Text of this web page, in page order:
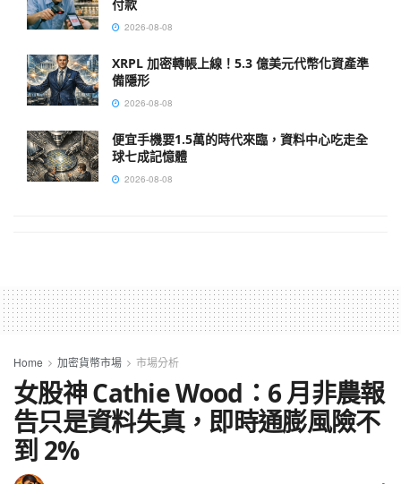
付款
2026-08-08
XRPL 加密轉帳上線！5.3 億美元代幣化資產準
備隱形
2026-08-08
便宜手機要1.5萬的時代來臨，資料中心吃走全
球七成記憶體
2026-08-08
Home 加密貨幣市場 市場分析
女股神 Cathie Wood：6 月非農報
告只是資料失真，即時通膨風險不
到 2%